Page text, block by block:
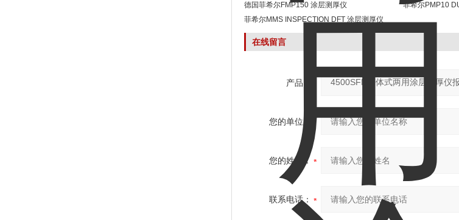
40 便携式涂层测
德国菲希尔FMP150 涂层测厚仪 菲希尔PMP10
菲希尔MMS INSPECTION DFT 涂层测厚仪
在线留言
产品：
您的单位：
您的姓名：
联系电话：